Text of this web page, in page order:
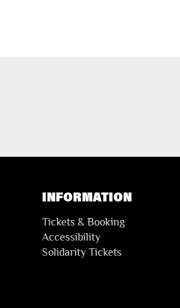
INFORMATION
Tickets & Booking
Accessibility
Solidarity Tickets